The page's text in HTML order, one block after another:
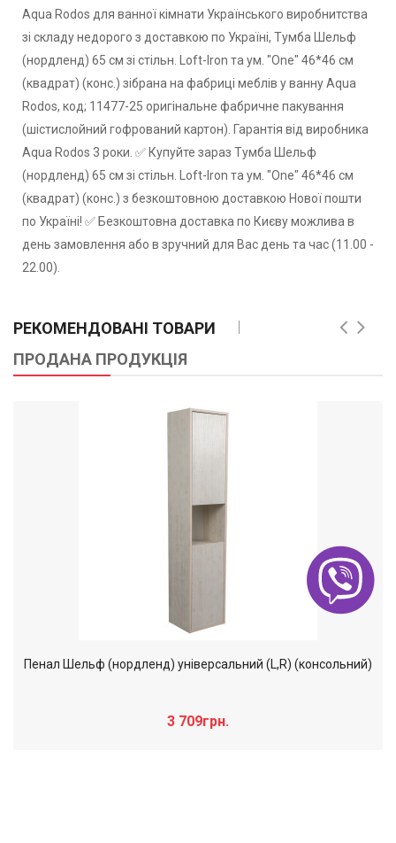
Aqua Rodos для ванної кімнати Українського виробнитства
зі складу недорого з доставкою по Україні, Тумба Шельф
(нордленд) 65 см зі стільн. Loft-Iron та ум. "One" 46*46 см
(квадрат) (конс.) зібрана на фабриці меблів у ванну Aqua
Rodos, код; 11477-25 оригінальне фабричне пакування
(шістислойний гофрований картон). Гарантія від виробника
Aqua Rodos 3 роки. ✅ Купуйте зараз Тумба Шельф
(нордленд) 65 см зі стільн. Loft-Iron та ум. "One" 46*46 см
(квадрат) (конс.) з безкоштовною доставкою Нової пошти
по Україні! ✅ Безкоштовна доставка по Києву можлива в
день замовлення або в зручний для Вас день та час (11.00 -
22.00).
РЕКОМЕНДОВАНІ ТОВАРИ
ПРОДАНА ПРОДУКЦІЯ
Пенал Шельф (нордленд) універсальний (L,R) (консольний)
3 709грн.